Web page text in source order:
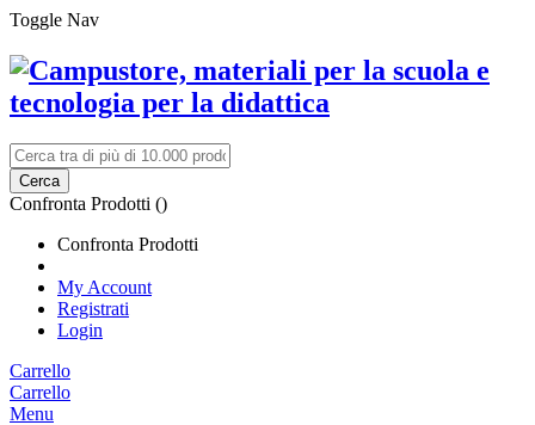
Toggle Nav
Cerca
Confronta Prodotti ()
Confronta Prodotti
My Account
Registrati
Login
Carrello
Carrello
Menu